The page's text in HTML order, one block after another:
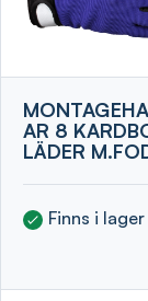
AR 8
LÄDER
Finns i lager